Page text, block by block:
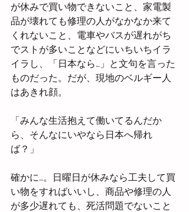
が休みで買い物できないこと、家電製
品が壊れても修理の人がなかなか来て
くれないこと、電車やバスが遅れがち
でストが多いことなどにいちいちイラ
イラし、「日本なら…」と文句を言った
ものだった。だが、現地のベルギー人
はあきれ顔。
「みんな生活抱えて働いてるんだか
ら、そんなにいやなら日本へ帰れ
ば？」
確かに…。日曜日が休みなら工夫して買
い物をすればいいし、商品や修理の人
が多少遅れても、死活問題でないこと